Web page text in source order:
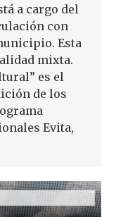
a cargo del
con
Esta
mixta.
es el
de los
Evita,